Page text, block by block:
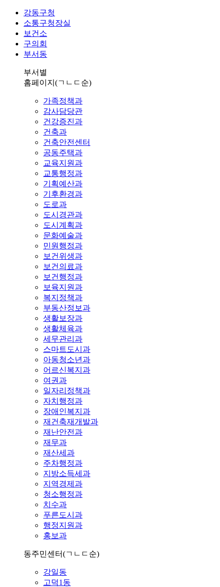
강동구청
소통구청장실
보건소
구의회
부서동
부서별
홈페이지 (ㄱㄴㄷ순)
가족정책과
감사담당관
건강증진과
건축과
건축안전센터
공동주택과
교육지원과
교통행정과
기획예산과
기후환경과
도로과
도시경관과
도시계획과
문화예술과
민원행정과
보건위생과
보건의료과
보건행정과
보육지원과
복지정책과
부동산정보과
생활보장과
생활체육과
세무관리과
스마트도시과
아동청소년과
어르신복지과
여권과
일자리정책과
자치행정과
장애인복지과
재건축재개발과
재난안전과
재무과
재산세과
주차행정과
지방소득세과
지역경제과
청소행정과
치수과
푸른도시과
행정지원과
홍보과
동주민센터(ㄱㄴㄷ순)
강일동
고덕1동